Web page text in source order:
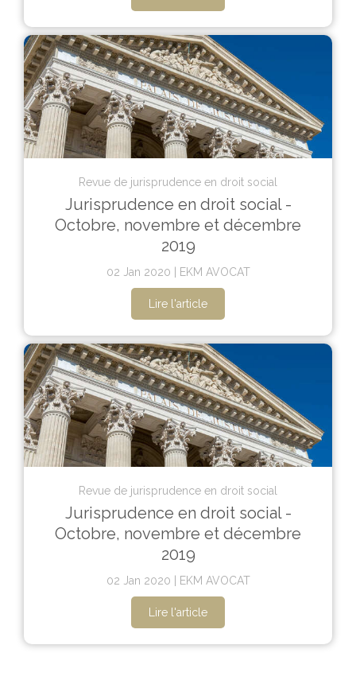
Revue de jurisprudence en droit social
Jurisprudence en droit social -
Octobre, novembre et décembre
2019
02 Jan 2020 EKM AVOCAT
Lire l'article
Revue de jurisprudence en droit social
Jurisprudence en droit social -
Octobre, novembre et décembre
2019
02 Jan 2020 EKM AVOCAT
Lire l'article